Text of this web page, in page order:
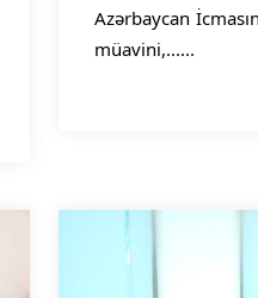
Azərbaycan
müavini,......